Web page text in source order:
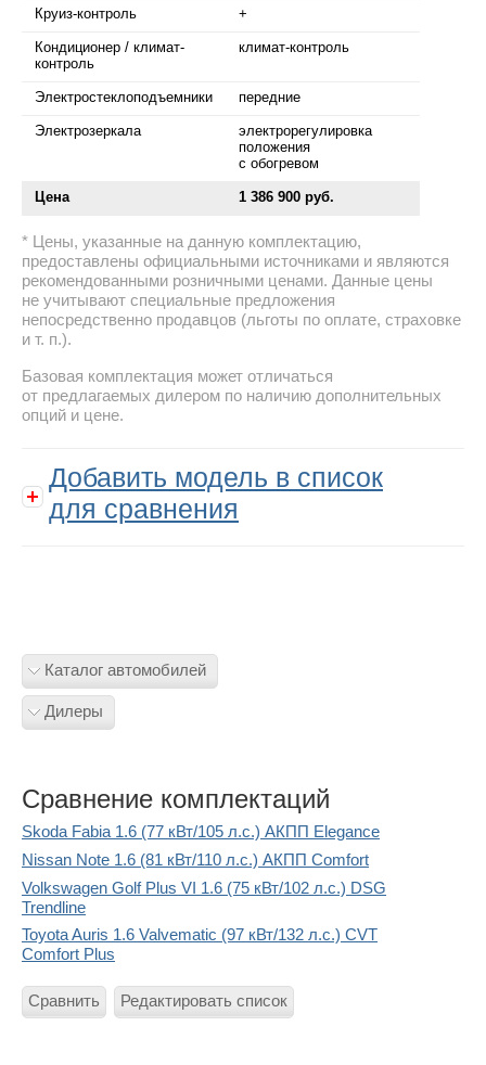
Круиз-контроль +
Кондиционер / климат-
контроль
климат-контроль
Электростеклоподъемники передние
Электрозеркала
электрорегулировка
положения
с обогревом
Цена 1 386 900 руб.
Цены, указанные на данную комплектацию,
предоставлены официальными источниками и являются
рекомендованными розничными ценами. Данные цены
не учитывают специальные предложения
непосредственно продавцов (льготы по оплате, страховке
и т. п.).
Базовая комплектация может отличаться
от предлагаемых дилером по наличию дополнительных
опций и цене.
Добавить модель в список
для сравнения
Каталог автомобилей
Дилеры
Сравнение комплектаций
Skoda Fabia 1.6 (77 кВт/105 л.с.) АКПП Elegance
Nissan Note 1.6 (81 кВт/110 л.с.) АКПП Comfort
Volkswagen Golf Plus VI 1.6 (75 кВт/102 л.с.) DSG
Trendline
Toyota Auris 1.6 Valvematic (97 кВт/132 л.с.) CVT
Comfort Plus
Сравнить Редактировать список